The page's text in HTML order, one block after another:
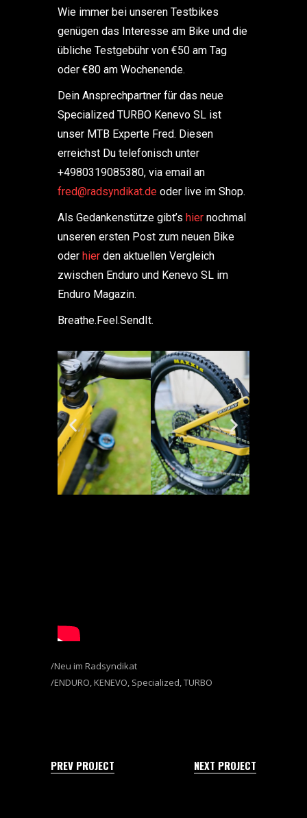
Wie immer bei unseren Testbikes
genügen das Interesse am Bike und die
übliche Testgebühr von €50 am Tag
oder €80 am Wochenende.
Dein Ansprechpartner für das neue
Specialized TURBO Kenevo SL ist
unser MTB Experte Fred. Diesen
erreichst Du telefonisch unter
+4980319085380, via email an
fred@radsyndikat.de oder live im Shop.
Als Gedankenstütze gibt’s hier nochmal
unseren ersten Post zum neuen Bike
oder hier den aktuellen Vergleich
zwischen Enduro und Kenevo SL im
Enduro Magazin.
Breathe.Feel.SendIt.
Neu im Radsyndikat
ENDURO,KENEVO, Specialized,TURBO
PREV PROJECT NEXT PROJECT